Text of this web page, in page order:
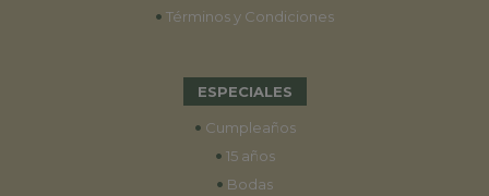
• Términos y Condiciones
ESPECIALES
• Cumpleaños
• 15 años
• Bodas